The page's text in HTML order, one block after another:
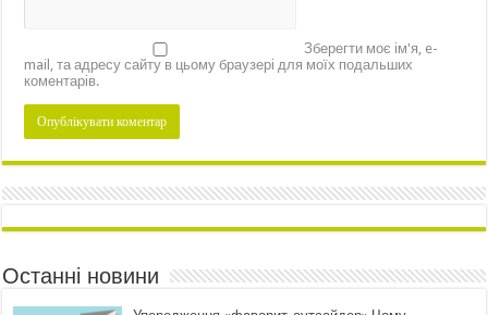
Зберегти моє ім'я, e-
mail, та адресу сайту в цьому браузері для моїх подальших
коментарів.
Останні новини